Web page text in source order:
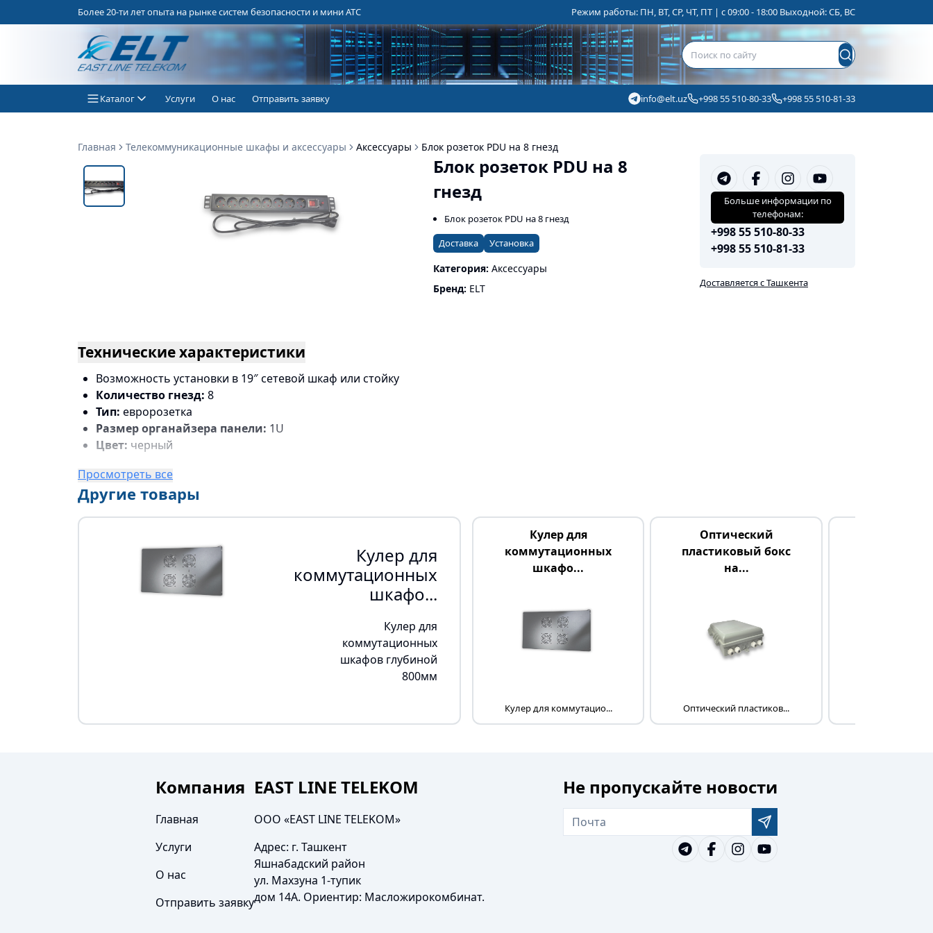
Более 20-ти лет опыта на рынке систем безопасности и мини АТС Режим работы: ПН, ВТ, СР, ЧТ, ПТ | с 09:00 - 18:00 Выходной: СБ, ВС
Каталог Услуги О нас Отправить заявку info@elt.uz +998 55 510-80-33 +998 55 510-81-33
Главная Телекоммуникационные шкафы и аксессуары Аксессуары Блок розеток PDU на 8 гнезд
Блок розеток PDU на 8
гнезд
Блок розеток PDU на 8 гнезд
Доставка
Установка
Категория: Аксессуары
Бренд: ELT
Больше информации по
телефонам:
+998 55 510-80-33
+998 55 510-81-33
Доставляется с Ташкента
Технические характеристики
Возможность установки в 19″ сетевой шкаф или стойку
Количество гнезд: 8
Тип: евророзетка
Размер органайзера панели: 1U
Цвет: черный
Просмотреть все
Другие товары
Кулер для
коммутационных
шкафо...
Кулер для
коммутационных
шкафов глубиной
800мм
Кулер для
коммутационных
шкафо...
Кулер для коммутацио...
Оптический
пластиковый бокс
на...
Оптический пластиков...
Компания
Главная
Услуги
О нас
Отправить заявку
EAST LINE TELEKOM
ООО «EAST LINE TELEKOM»
Адрес: г. Ташкент
Яшнабадский район
ул. Махзуна 1-тупик
дом 14А. Ориентир: Масложирокомбинат.
Не пропускайте новости